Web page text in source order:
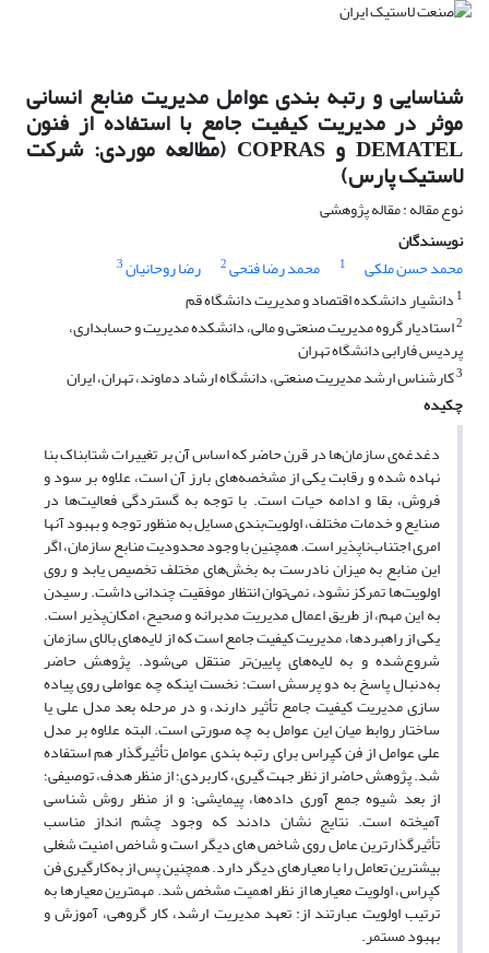
شناسایی و رتبه بندی عوامل مدیریت منابع انسانی
موثر در مدیریت کیفیت جامع با استفاده از فنون
DEMATEL و COPRAS (مطالعه موردی: شرکت
لاستیک پارس)
نوع مقاله : مقاله پژوهشی
نویسندگان
محمد حسن ملکی
1 محمد رضا فتحی2 رضا روحانیان3
1 دانشیار دانشکده اقتصاد و مدیریت دانشگاه قم
2استادیار گروه مدیریت صنعتی و مالی، دانشکده مدیریت و حسابداری،
پردیس فارابی دانشگاه تهران
3کارشناس ارشد مدیریت صنعتی، دانشگاه ارشاد دماوند، تهران، ایران
چکیده
دغدغه‌ی سازمان‌ها در قرن حاضر که اساس آن بر تغییرات شتابناک بنا
نهاده شده و رقابت یکی از مشخصه‌های بارز آن است، علاوه بر سود و
فروش، بقا و ادامه حیات است. با توجه به گستردگی فعالیت‌ها در
صنایع و خدمات مختلف، اولویت‌بندی مسایل به‌ منظور توجه و بهبود آنها
امری اجتناب‌ناپذیر است. همچنین با وجود محدودیت منابع سازمان، اگر
این منابع به میزان نادرست به بخش‌های مختلف تخصیص یابد و روی
اولویت‌ها تمرکز نشود، نمی‌توان انتظار موفقیت چندانی داشت. رسیدن
به این مهم، از طریق اعمال مدیریت مدبرانه و صحیح، امکان‌پذیر است.
یکی از راهبردها، مدیریت کیفیت جامع است که از لایه‌های بالای سازمان
شروع‌شده و به لایه‌های پایین‌تر منتقل می‌شود. پژوهش حاضر
به‌دنبال پاسخ به دو پرسش است؛ نخست اینکه چه عواملی روی پیاده
سازی مدیریت کیفیت جامع تأثیر دارند، و در مرحله بعد مدل علی یا
ساختار روابط میان این عوامل به چه صورتی است. البته علاوه بر مدل
علی عوامل از فن کپراس برای رتبه بندی عوامل تأثیرگذار هم استفاده
شد. پژوهش حاضر از نظر جهت گیری، کاربردی؛ از منظر هدف، توصیفی؛
از بعد شیوه جمع آوری داده‌ها، پیمایشی؛ و از منظر روش شناسی
آمیخته است. نتایج نشان دادند که وجود چشم انداز مناسب
تأثیرگذارترین عامل روی شاخص های دیگر است و شاخص امنیت شغلی
بیشترین تعامل را با معیارهای دیگر دارد. همچنین پس از به‌کارگیری فن
کپراس، اولویت معیارها از نظر اهمیت مشخص شد. مهمترین معیارها به
ترتیب اولویت عبارتند از: تعهد مدیریت ارشد، کار گروهی، آموزش و
بهبود مستمر.